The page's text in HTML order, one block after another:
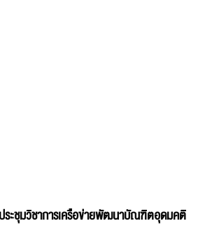
ระชุมวิชาการเครือข่ายพัฒนาบัณฑิตอุดมคติ